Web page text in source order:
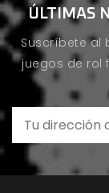
ÚLTIMAS
Suscríbete al
juegos de rol